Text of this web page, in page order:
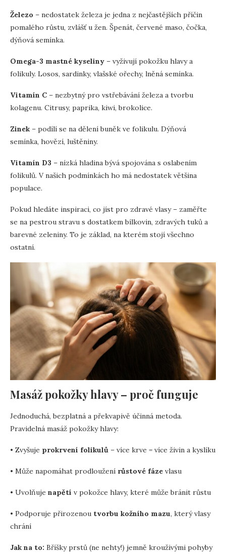
Železo – nedostatek železa je jedna z nejčastějších příčin
pomalého růstu, zvlášť u žen. Špenát, červené maso, čočka,
dýňová semínka.
Omega-3 mastné kyseliny – vyživují pokožku hlavy a
folikuly. Losos, sardinky, vlašské ořechy, lněná semínka.
Vitamín C – nezbytný pro vstřebávání železa a tvorbu
kolagenu. Citrusy, paprika, kiwi, brokolice.
Zinek – podílí se na dělení buněk ve folikulu. Dýňová
semínka, hovězí, luštěniny.
Vitamín D3 – nízká hladina bývá spojována s oslabením
folikulů. V našich podmínkách ho má nedostatek většina
populace.
Pokud hledáte inspiraci, co jíst pro zdravé vlasy – zaměřte
se na pestrou stravu s dostatkem bílkovin, zdravých tuků a
barevné zeleniny. To je základ, na kterém stojí všechno
ostatní.
Masáž pokožky hlavy – proč funguje
Jednoduchá, bezplatná a překvapivě účinná metoda.
Pravidelná masáž pokožky hlavy:
• Zvyšuje prokrvení folikulů – více krve = více živin a kyslíku
• Může napomáhat prodloužení růstové fáze vlasu
• Uvolňuje napětí v pokožce hlavy, které může bránit růstu
• Podporuje přirozenou tvorbu kožního mazu, který vlasy
chrání
Jak na to: Bříšky prstů (ne nehty!) jemně krouživými pohyby